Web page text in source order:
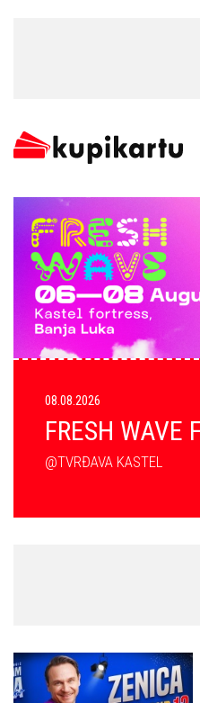
08.08.2026
FRESH WAVE
@TVRĐAVA KASTEL